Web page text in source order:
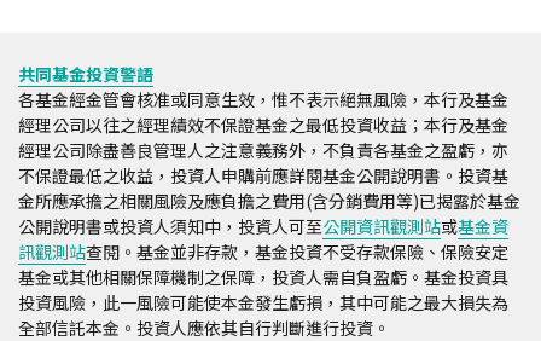
共同基金投資警語
各基金經金管會核准或同意生效，惟不表示絕無風險，本行及基金
經理公司以往之經理績效不保證基金之最低投資收益；本行及基金
經理公司除盡善良管理人之注意義務外，不負責各基金之盈虧，亦
不保證最低之收益，投資人申購前應詳閱基金公開說明書。投資基
金所應承擔之相關風險及應負擔之費用(含分銷費用等)已揭露於基金
公開說明書或投資人須知中，投資人可至公開資訊觀測站或基金資
訊觀測站查閱。基金並非存款，基金投資不受存款保險、保險安定
基金或其他相關保障機制之保障，投資人需自負盈虧。基金投資具
投資風險，此一風險可能使本金發生虧損，其中可能之最大損失為
全部信託本金。投資人應依其自行判斷進行投資。